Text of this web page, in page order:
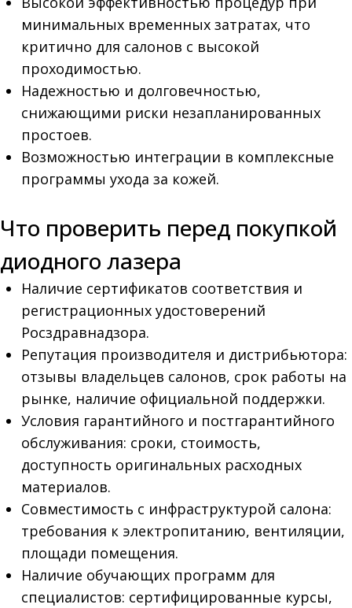
минимальных временных затратах, что
критично для салонов с высокой
проходимостью.
Надежностью и долговечностью,
снижающими риски незапланированных
простоев.
Возможностью интеграции в комплексные
программы ухода за кожей.
Что проверить перед покупкой
диодного лазера
Наличие сертификатов соответствия и
регистрационных удостоверений
Росздравнадзора.
Репутация производителя и дистрибьютора:
отзывы владельцев салонов, срок работы на
рынке, наличие официальной поддержки.
Условия гарантийного и постгарантийного
обслуживания: сроки, стоимость,
доступность оригинальных расходных
материалов.
Совместимость с инфраструктурой салона:
требования к электропитанию, вентиляции,
площади помещения.
Наличие обучающих программ для
специалистов: сертифицированные курсы,